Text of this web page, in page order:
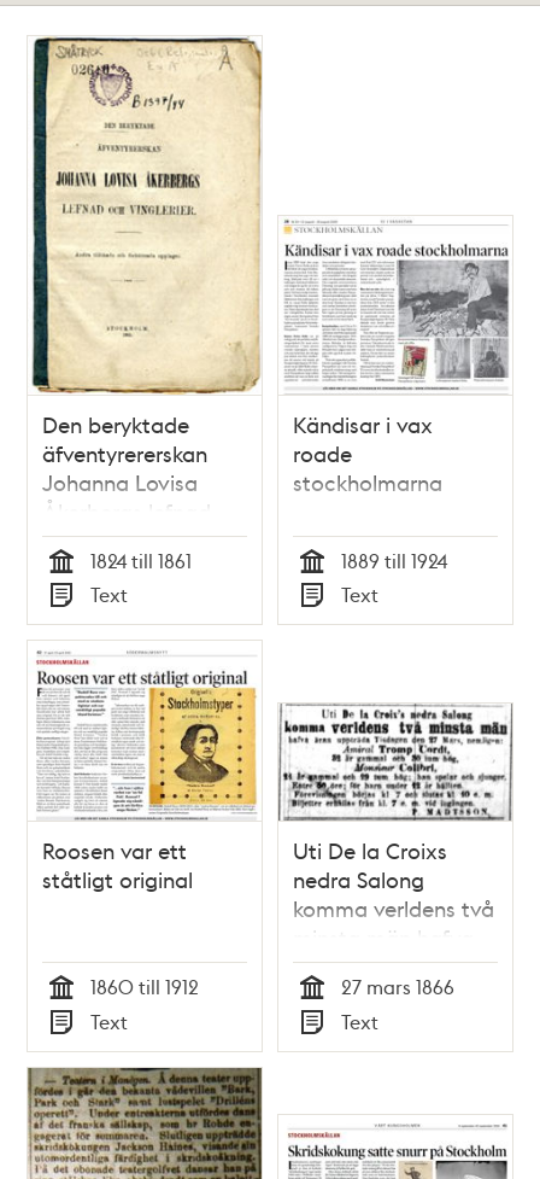
Den beryktade
äfventyrererskan
Johanna Lovisa
Åkerbergs lefnad
och vinglerier
Tid
1824 till 1861
Typ
Text
Kändisar i vax
roade
stockholmarna
Tid
1889 till 1924
Typ
Text
Roosen var ett
ståtligt original
Tid
1860 till 1912
Typ
Text
Uti De la Croixs
nedra Salong
komma verldens två
minsta män hafva
äran uppträda.
Annons i
Aftonbladet 26
mars 1866.
Tid
27 mars 1866
Typ
Text